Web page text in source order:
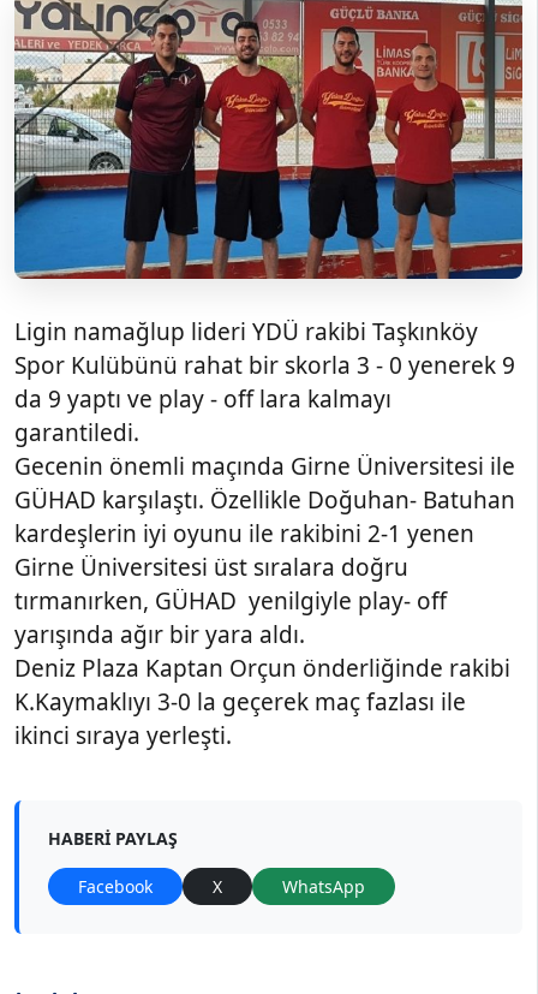
Ligin namağlup lideri YDÜ rakibi Taşkınköy
Spor Kulübünü rahat bir skorla 3 - 0 yenerek 9
da 9 yaptı ve play - off lara kalmayı
garantiledi.
Gecenin önemli maçında Girne Üniversitesi ile
GÜHAD karşılaştı. Özellikle Doğuhan- Batuhan
kardeşlerin iyi oyunu ile rakibini 2-1 yenen
Girne Üniversitesi üst sıralara doğru
tırmanırken, GÜHAD yenilgiyle play- off
yarışında ağır bir yara aldı.
Deniz Plaza Kaptan Orçun önderliğinde rakibi
K.Kaymaklıyı 3-0 la geçerek maç fazlası ile
ikinci sıraya yerleşti.
HABERI PAYLAŞ
Facebook X WhatsApp